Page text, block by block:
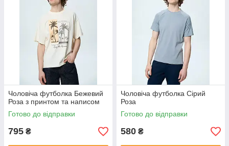
Чоловіча футболка Бежевий
Роза з принтом та написом
Готово до відправки
795 ₴
Чоловіча футболка Сірий
Роза
Готово до відправки
580 ₴